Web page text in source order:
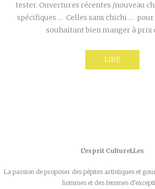
tester. Ouvertures récentes /nouveau
spécifiques … Celles sans chichi …
souhaitant bien manger à prix
LIRE
L’esprit CultureLLes
La passion de proposer des pépites artistiques et
hommes et des femmes